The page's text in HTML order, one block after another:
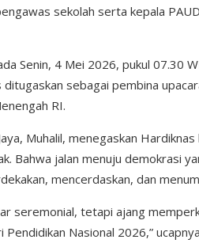
sekolah serta kepala
Senin, 4 Mei 2026, pukul 07.30
sebagai pembina
RI.
Muhalil, menegaskan
Bahwa jalan menuju demokrasi
mencerdaskan, dan
seremonial, tetapi ajang
Nasional 2026,”